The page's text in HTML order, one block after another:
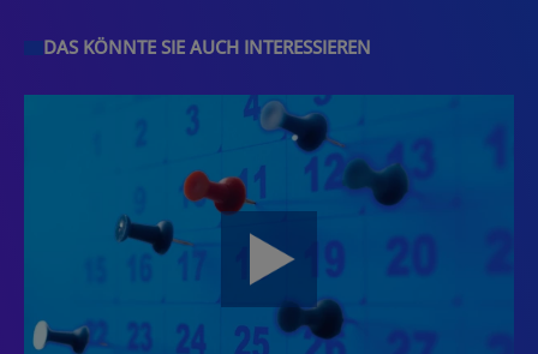
DAS KÖNNTE SIE AUCH INTERESSIEREN